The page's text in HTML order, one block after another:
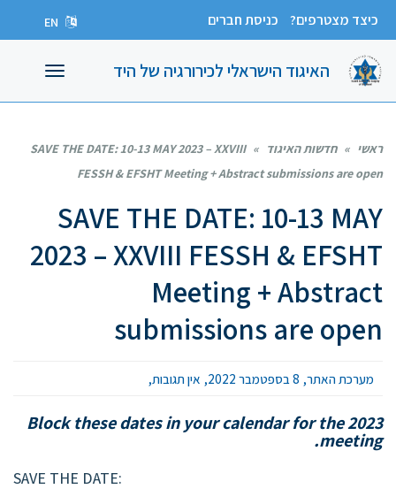
כיצד מצטרפים? כניסת חברים EN
האיגוד הישראלי לכירורגיה של היד תפריט
ראשי » חדשות האיגוד »
SAVE THE DATE: 10-13 MAY 2023 – XXVIII
FESSH & EFSHT Meeting + Abstract submissions are open
SAVE THE DATE: 10-13 MAY
2023 – XXVIII FESSH & EFSHT
Meeting + Abstract
submissions are open
מערכת האתר 8 בספטמבר 2022 אין תגובות
Block these dates in your calendar for the 2023
meeting.
SAVE THE DATE: